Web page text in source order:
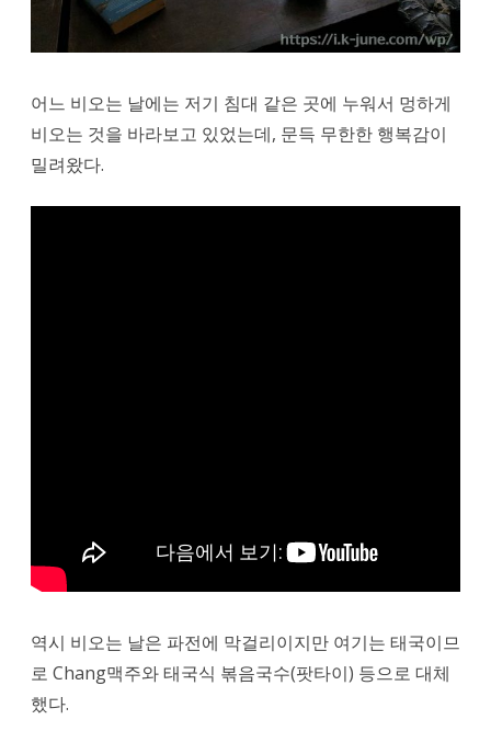
어느 비오는 날에는 저기 침대 같은 곳에 누워서 멍하게
비오는 것을 바라보고 있었는데, 문득 무한한 행복감이
밀려왔다.
역시 비오는 날은 파전에 막걸리이지만 여기는 태국이므
로 Chang맥주와 태국식 볶음국수(팟타이) 등으로 대체
했다.